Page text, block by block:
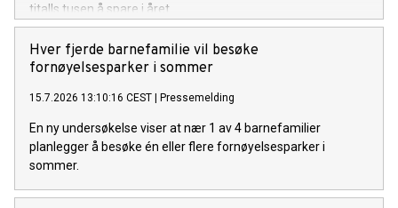
titalls tusen å spare i året.
Hver fjerde barnefamilie vil besøke
fornøyelsesparker i sommer
15.7.2026 13:10:16 CEST | Pressemelding
En ny undersøkelse viser at nær 1 av 4 barnefamilier
planlegger å besøke én eller flere fornøyelsesparker i
sommer.